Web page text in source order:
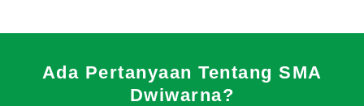
Ada Pertanyaan Tentang SMA
Dwiwarna?